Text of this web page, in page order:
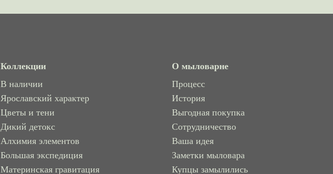
Коллекции
В наличии
Ярославский характер
Цветы и тени
Дикий детокс
Алхимия элементов
Большая экспедиция
Материнская гравитация
О мыловарне
Процесс
История
Выгодная покупка
Сотрудничество
Ваша идея
Заметки мыловара
Купцы замылились